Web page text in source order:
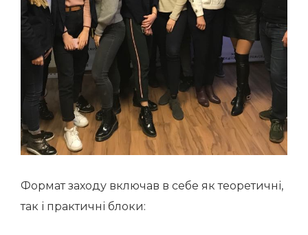
Формат заходу включав в себе як теоретичні,
так і практичні блоки: